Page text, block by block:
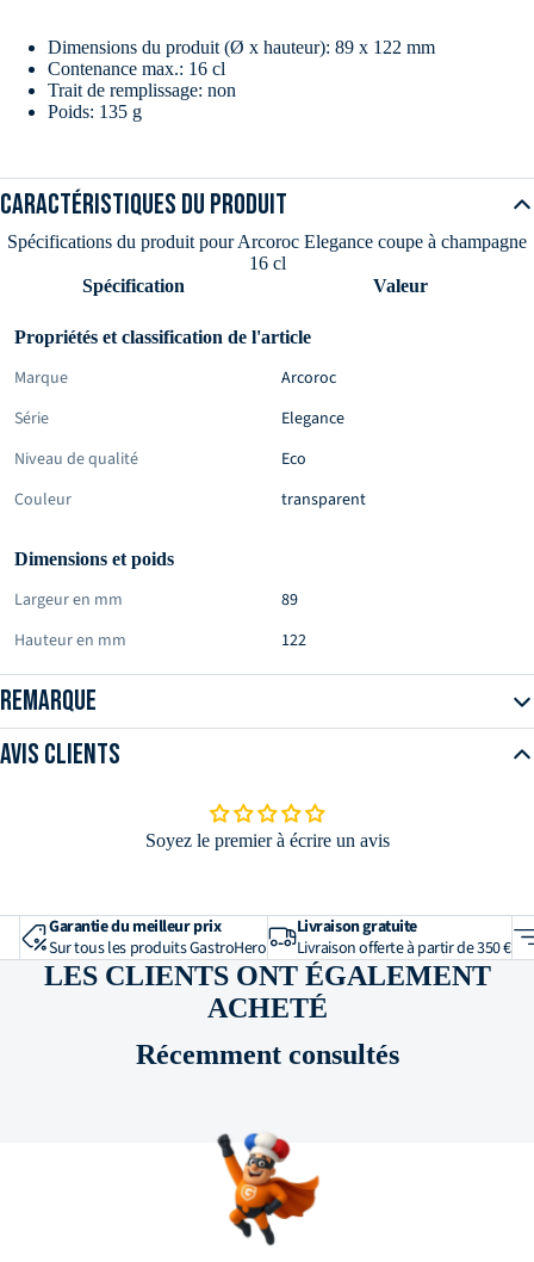
Dimensions du produit (Ø x hauteur): 89 x 122 mm
Contenance max.: 16 cl
Trait de remplissage: non
Poids: 135 g
Veuillez noter que le contenu de la livraison se limite à l’article décrit.
La décoration ou d’autres produits présentés sur les images ne sont pas
inclus.
Caractéristiques du produit
Spécifications du produit pour Arcoroc Elegance coupe à champagne
16 cl
Spécification
Valeur
Propriétés et classification de l'article
Marque
Arcoroc
Série
Elegance
Niveau de qualité
Eco
Couleur
transparent
Dimensions et poids
Largeur en mm
89
Hauteur en mm
122
Profondeur en mm
89
non
Matériau et construction
Matériau verre
Remarque
Avis clients
Soyez le premier à écrire un avis
Garantie du meilleur prix
Sur tous les produits GastroHero
Livraison gratuite
Livraison offerte à partir de 350 €
LES CLIENTS ONT ÉGALEMENT
ACHETÉ
Récemment consultés